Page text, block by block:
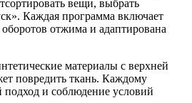
вещи, выбрать
Каждая программа включает
отжима и адаптирована
материалы с верхней
повредить ткань. Каждому
и соблюдение условий